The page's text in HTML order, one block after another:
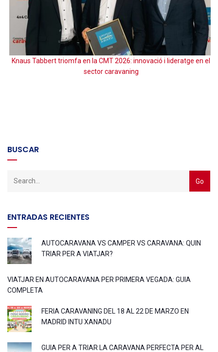
Knaus Tabbert triomfa en la CMT 2026: innovació i lideratge en el
sector caravaning
BUSCAR
ENTRADAS RECIENTES
AUTOCARAVANA VS CAMPER VS CARAVANA: QUIN
TRIAR PER A VIATJAR?
VIATJAR EN AUTOCARAVANA PER PRIMERA VEGADA: GUIA
COMPLETA
FERIA CARAVANING DEL 18 AL 22 DE MARZO EN
MADRID INTU XANADU
GUIA PER A TRIAR LA CARAVANA PERFECTA PER AL